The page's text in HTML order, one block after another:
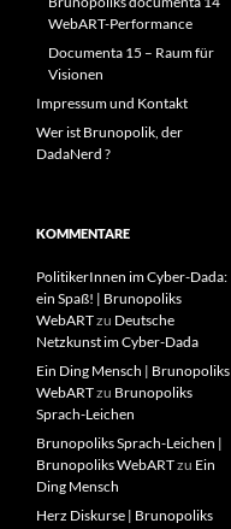
WebART-Performance
Documenta 15 – Raum für
Visionen
Impressum und Kontakt
Wer ist Brunopolik, der
DadaNerd ?
KOMMENTARE
PolitikerInnen im Cyber-Dada:
ein Spaß! | Brunopoliks
WebARTzu Deutsche
Netzkunst im Cyber-Dada
Ein Ding Mensch | Brunopoliks
WebARTzu Brunopoliks
Sprach-Leichen
Brunopoliks Sprach-Leichen |
Brunopoliks WebARTzu Ein
Ding Mensch
Herz Diskurse | Brunopoliks